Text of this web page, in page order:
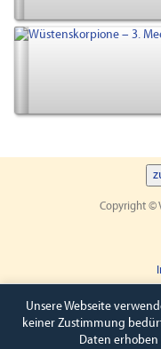
Copyright ©
Unsere Webseite
keiner Zustimmung
Daten